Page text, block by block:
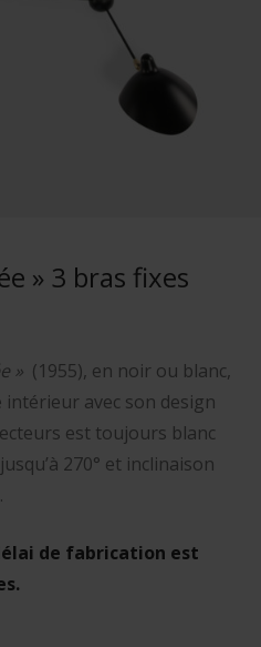
» 3 bras fixes
» (1955), en noir ou blanc,
avec son design
est toujours blanc
270° et inclinaison
de fabrication est